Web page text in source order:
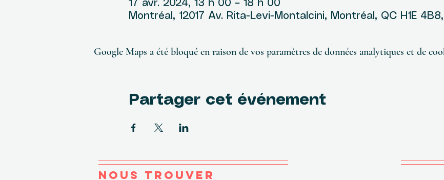
17 avr. 2024, 13 h 00 – 18 h 00
Montréal, 12017 Av. Rita-Levi-Montalcini, Montréal, QC H1E
Google Maps a été bloqué en raison de vos paramètres de données analytiques et de
Partager cet événement
NOUS TROUVER